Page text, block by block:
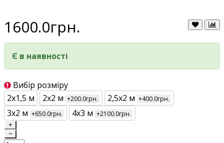
1600.0грн.
Є в наявності
Вибір розміру
2х1,5 м
2х2 м +200.0грн. 2,5х2 м +400.0грн.
3х2 м +650.0грн. 4х3 м +2100.0грн.
+
−